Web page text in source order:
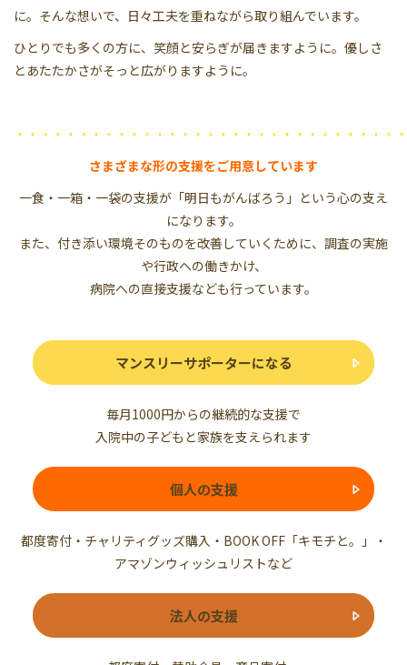
に。そんな想いで、日々工夫を重ねながら取り組んでいます。
ひとりでも多くの方に、笑顔と安らぎが届きますように。優しさ
とあたたかさがそっと広がりますように。
・・・・・・・・・・・・・・・・・・・・・・・・・・・・・・
さまざまな形の支援をご用意しています
一食・一箱・一袋の支援が「明日もがんばろう」という心の支え
になります。
また、付き添い環境そのものを改善していくために、調査の実施
や行政への働きかけ、
病院への直接支援なども行っています。
マンスリーサポーターになる
毎月1000円からの継続的な支援で
入院中の子どもと家族を支えられます
個人の支援
都度寄付・チャリティグッズ購入・BOOK OFF「キモチと。」・
アマゾンウィッシュリストなど
法人の支援